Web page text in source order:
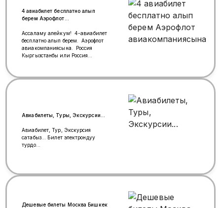
4 авиабилет бесплатно алып
берем Аэрофлот
Ассаламу алейкум! 4-авиабилет
бесплатно алып берем. Аэрофлот
авиакомпаниясына. Россия
Кыргызстанбы или Россия
WhatsApp +996(999)00-88-42📲
Авиабилеты, Туры, Экскурсии...
Авиабилет, Тур, Экскурсия
сатабыз... Билет электрондуу
турдо...
Дешевые билеты Москва Бишкек